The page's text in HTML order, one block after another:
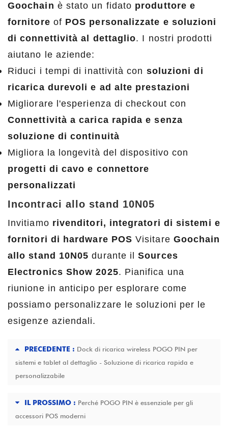
Goochain è stato un fidato produttore e
fornitore of POS personalizzate e soluzioni
di connettività al dettaglio. I nostri prodotti
aiutano le aziende:
Riduci i tempi di inattività con soluzioni di
ricarica durevoli e ad alte prestazioni
Migliorare l'esperienza di checkout con
Connettività a carica rapida e senza
soluzione di continuità
Migliora la longevità del dispositivo con
progetti di cavo e connettore
personalizzati
Incontraci allo stand 10N05
Invitiamo rivenditori, integratori di sistemi e
fornitori di hardware POS Visitare Goochain
allo stand 10N05 durante ilSources
Electronics Show 2025. Pianifica una
riunione in anticipo per esplorare come
possiamo personalizzare le soluzioni per le
esigenze aziendali.
PRECEDENTE : Dock di ricarica wireless POGO PIN per
sistemi e tablet al dettaglio - Soluzione di ricarica rapida e
personalizzabile
IL PROSSIMO : Perché POGO PIN è essenziale per gli
accessori POS moderni